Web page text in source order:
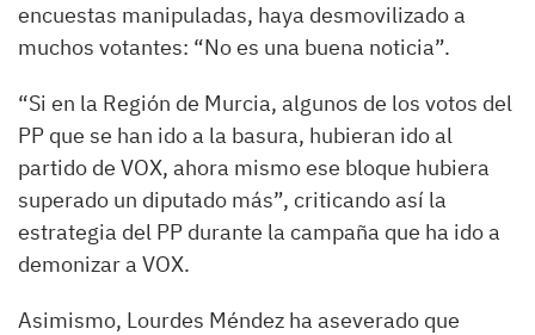
encuestas manipuladas, haya desmovilizado a
muchos votantes: “No es una buena noticia”.
“Si en la Región de Murcia, algunos de los votos del
PP que se han ido a la basura, hubieran ido al
partido de VOX, ahora mismo ese bloque hubiera
superado un diputado más”, criticando así la
estrategia del PP durante la campaña que ha ido a
demonizar a VOX.
Asimismo, Lourdes Méndez ha aseverado que